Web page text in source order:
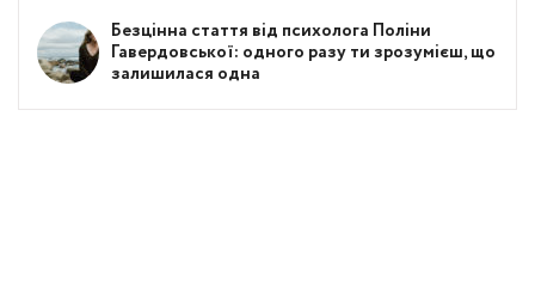
Безцінна стаття від психолога Поліни
Гавердовської: одного разу ти зрозумієш, що
залишилася одна